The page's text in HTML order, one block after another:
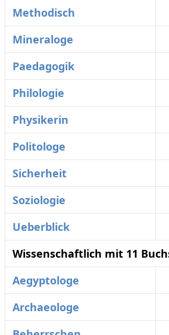
Methodisch
Mineraloge
Paedagogik
Philologie
Physikerin
Politologe
Sicherheit
Soziologie
Ueberblick
Wissenschaftlich mit 11
Aegyptologe
Archaeologe